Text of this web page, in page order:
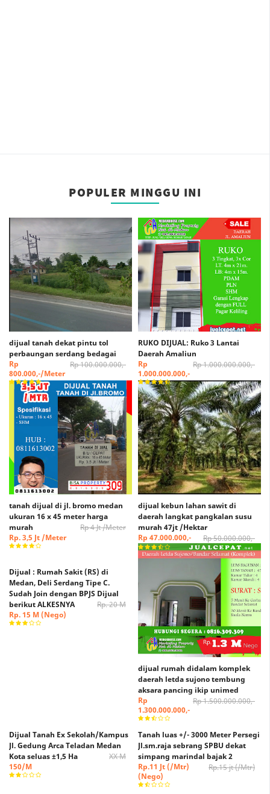
POPULER MINGGU INI
dijual tanah dekat pintu tol
perbaungan serdang bedagai
Rp 100.000.000,-
Rp
800.000,-/Meter
RUKO DIJUAL: Ruko 3 Lantai
Daerah Amaliun
Rp 1.000.000.000,-
Rp
1.000.000.000,-
tanah dijual di jl. bromo medan
ukuran 16 x 45 meter harga
murah
Rp 4 Jt /Meter
Rp. 3,5 Jt /Meter
dijual kebun lahan sawit di
daerah langkat pangkalan susu
murah 47jt /Hektar
Rp 50.000.000,-
Rp 47.000.000,-
Dijual : Rumah Sakit (RS) di
Medan, Deli Serdang Tipe C.
Sudah Join dengan BPJS Dijual
berikut ALKESNYA
Rp. 20 M
Rp. 15 M (Nego)
dijual rumah didalam komplek
daerah letda sujono tembung
aksara pancing ikip unimed
Rp 1.500.000.000,-
Rp
1.300.000.000,-
Dijual Tanah Ex Sekolah/Kampus
Jl. Gedung Arca Teladan Medan
Kota seluas ±1,5 Ha
XX M
150/M
Tanah luas +/- 3000 Meter Persegi
Jl.sm.raja sebrang SPBU dekat
simpang marindal bajak 2
Rp.15 jt (/Mtr)
Rp.11 Jt (/Mtr)
(Nego)